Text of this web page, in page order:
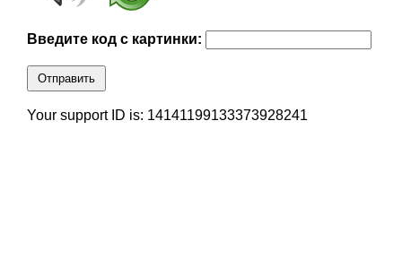
Введите код с картинки:
Отправить
Your support ID is: 14141199133373928241